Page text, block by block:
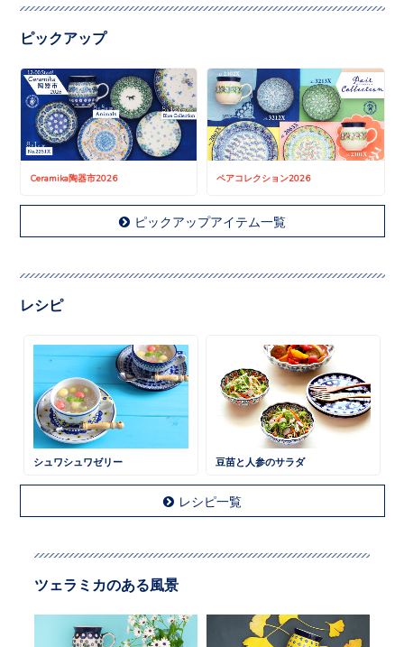
ピックアップ
Ceramika陶器市2026 ペアコレクション2026
ピックアップアイテム一覧
レシピ
シュワシュワゼリー 豆苗と人参のサラダ
レシピ一覧
ツェラミカのある風景